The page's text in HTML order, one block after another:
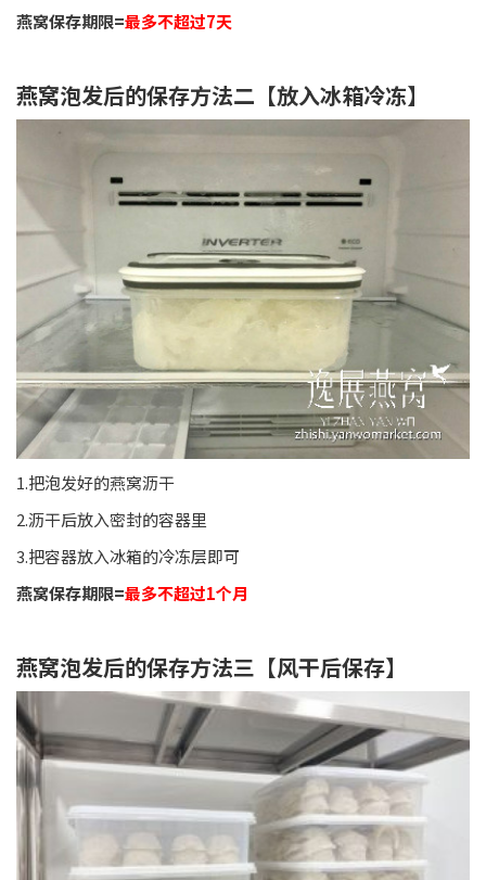
燕窝保存期限=最多不超过7天
燕窝泡发后的保存方法二【放入冰箱冷冻】
1.把泡发好的燕窝沥干
2.沥干后放入密封的容器里
3.把容器放入冰箱的冷冻层即可
燕窝保存期限=最多不超过1个月
燕窝泡发后的保存方法三【风干后保存】